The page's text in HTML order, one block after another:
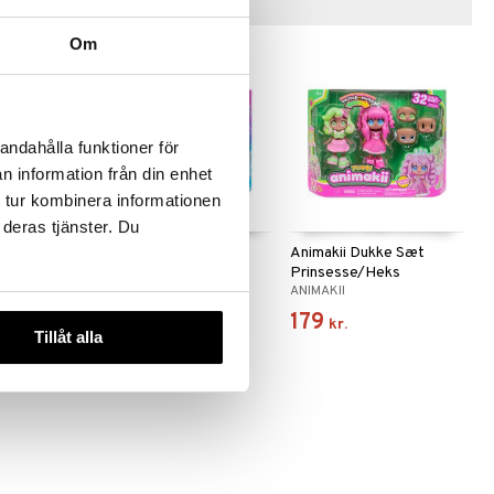
Om
funktioner för
information från din enhet
kombinera informationen
tjänster. Du
Tillåt alla
ANIMAKII
Animakii Dukke Sæt
Prinsesse/Heks
ANIMAKII
179 kr.